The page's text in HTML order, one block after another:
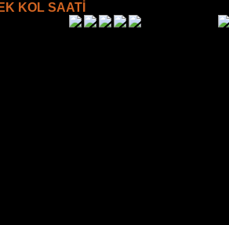
KOL SAATİ